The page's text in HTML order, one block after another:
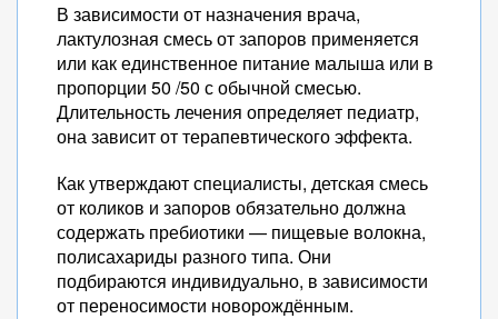
В зависимости от назначения врача,
лактулозная смесь от запоров применяется
или как единственное питание малыша или в
пропорции 50 /50 с обычной смесью.
Длительность лечения определяет педиатр,
она зависит от терапевтического эффекта.
Как утверждают специалисты, детская смесь
от коликов и запоров обязательно должна
содержать пребиотики — пищевые волокна,
полисахариды разного типа. Они
подбираются индивидуально, в зависимости
от переносимости новорождённым.